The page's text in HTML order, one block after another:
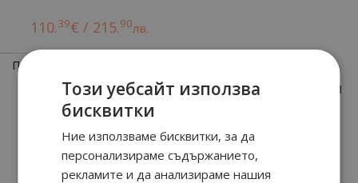
110.39€ / 215.90лв.
Показани
1
За клиенти
Този уебсайт използва
бисквитки
Ние използваме бисквитки, за да
персонализираме съдържанието,
рекламите и да анализираме нашия